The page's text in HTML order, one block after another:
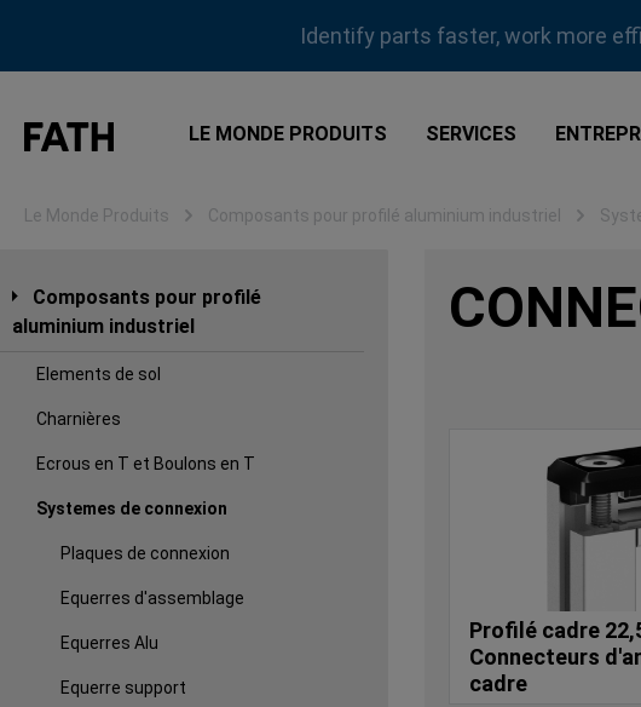
Passer à la navigation principaleIdentify parts faster, work more
LE MONDE PRODUITS SERVICES
Le Monde Produits Composants pour profilé aluminium industriel
Composants pour profilé
aluminium industriel
Elements de sol
Charnières
Ecrous en T et Boulons en T
Systemes de connexion
Plaques de connexion
Equerres d'assemblage
Equerres Alu
Equerre support
Profilé cadre
Connecteurs
cadre